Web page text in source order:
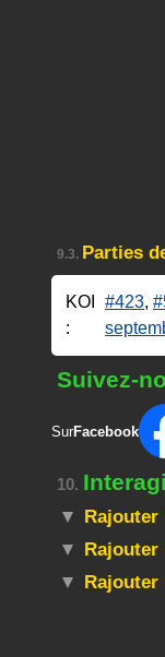
9.3. Parties
KOI
:
#423,
Suivez-
SurFacebook
10.
Rajouter
Rajouter